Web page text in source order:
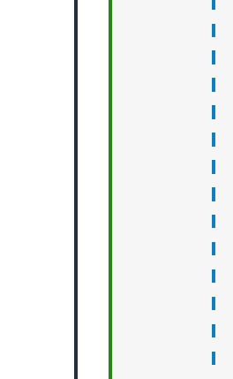
Cet exemple de conformité PCI d'une
visualiser les composants d'une
comprendre l'importance de
concevoir votre propre diagramme
Ouvrez ce modèle pour visualiser un